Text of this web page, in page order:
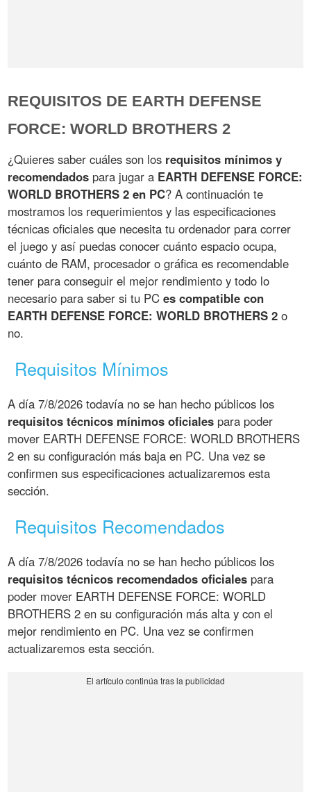
REQUISITOS DE EARTH DEFENSE
FORCE: WORLD BROTHERS 2
¿Quieres saber cuáles son los requisitos mínimos y
recomendados para jugar a EARTH DEFENSE FORCE:
WORLD BROTHERS 2 en PC? A continuación te
mostramos los requerimientos y las especificaciones
técnicas oficiales que necesita tu ordenador para correr
el juego y así puedas conocer cuánto espacio ocupa,
cuánto de RAM, procesador o gráfica es recomendable
tener para conseguir el mejor rendimiento y todo lo
necesario para saber si tu PCes compatible con
EARTH DEFENSE FORCE: WORLD BROTHERS 2 o
no.
Requisitos Mínimos
A día 7/8/2026 todavía no se han hecho públicos los
requisitos técnicos mínimos oficiales para poder
mover EARTH DEFENSE FORCE: WORLD BROTHERS
2 en su configuración más baja en PC. Una vez se
confirmen sus especificaciones actualizaremos esta
sección.
Requisitos Recomendados
A día 7/8/2026 todavía no se han hecho públicos los
requisitos técnicos recomendados oficiales para
poder mover EARTH DEFENSE FORCE: WORLD
BROTHERS 2 en su configuración más alta y con el
mejor rendimiento en PC. Una vez se confirmen
actualizaremos esta sección.